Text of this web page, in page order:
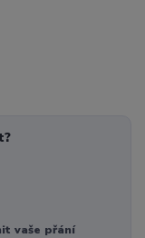
vaše přání